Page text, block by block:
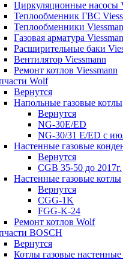
Циркуляционные насосы
Теплообменник ГВС
Теплообменники
Газовая арматура
Расширительные баки
Вентилятор Viessmann
Ремонт котлов Viessmann
Wolf
Вернутся
Напольные газовые котлы
Вернутся
NG-30E/ED
NG-30/31 E/ED с
Настенные газовые
Вернутся
CGB 35-50 до 2017г.
Настенные газовые котлы
Вернутся
CGG-1K
FGG-K-24
Ремонт котлов Wolf
BOSCH
Вернутся
Котлы газовые